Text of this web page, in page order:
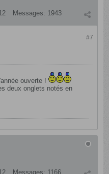
Messages: 1943
#7
ouverte !
deux onglets notés en
Messages: 1166